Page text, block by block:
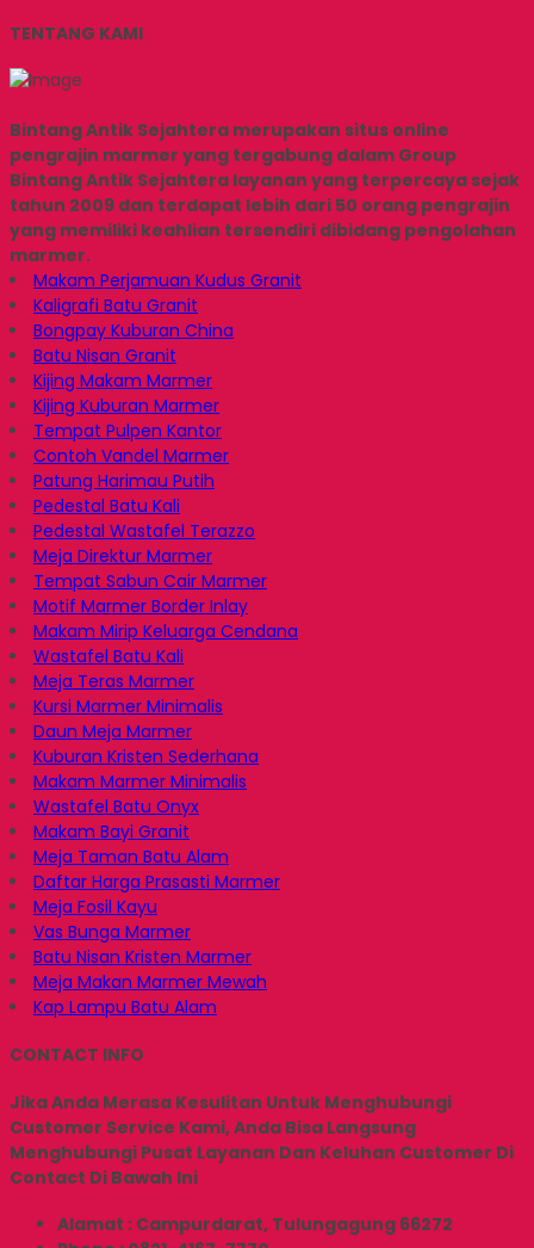
TENTANG KAMI
Bintang Antik Sejahtera merupakan situs online
pengrajin marmer yang tergabung dalam Group
Bintang Antik Sejahtera layanan yang terpercaya sejak
tahun 2009 dan terdapat lebih dari 50 orang pengrajin
yang memiliki keahlian tersendiri dibidang pengolahan
marmer.
Makam Perjamuan Kudus Granit
Kaligrafi Batu Granit
Bongpay Kuburan China
Batu Nisan Granit
Kijing Makam Marmer
Kijing Kuburan Marmer
Tempat Pulpen Kantor
Contoh Vandel Marmer
Patung Harimau Putih
Pedestal Batu Kali
Pedestal Wastafel Terazzo
Meja Direktur Marmer
Tempat Sabun Cair Marmer
Motif Marmer Border Inlay
Makam Mirip Keluarga Cendana
Wastafel Batu Kali
Meja Teras Marmer
Kursi Marmer Minimalis
Daun Meja Marmer
Kuburan Kristen Sederhana
Makam Marmer Minimalis
Wastafel Batu Onyx
Makam Bayi Granit
Meja Taman Batu Alam
Daftar Harga Prasasti Marmer
Meja Fosil Kayu
Vas Bunga Marmer
Batu Nisan Kristen Marmer
Meja Makan Marmer Mewah
Kap Lampu Batu Alam
CONTACT INFO
Jika Anda Merasa Kesulitan Untuk Menghubungi
Customer Service Kami, Anda Bisa Langsung
Menghubungi Pusat Layanan Dan Keluhan Customer Di
Contact Di Bawah Ini
Alamat : Campurdarat, Tulungagung 66272